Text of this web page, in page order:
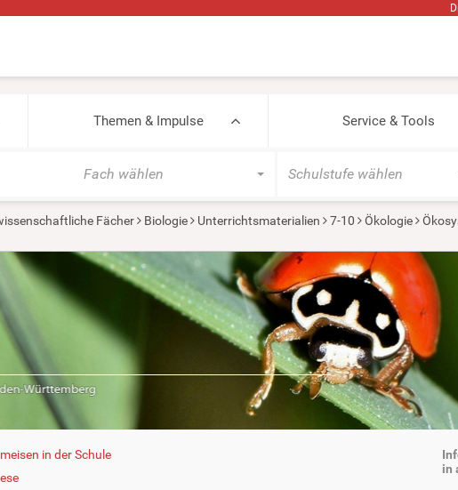
Themen & Impulse Service & Tools
Fach wählen Schulstufe wählen
Fächer Biologie Unterrichtsmaterialien 7-10 Ökologie
in der Schule
in